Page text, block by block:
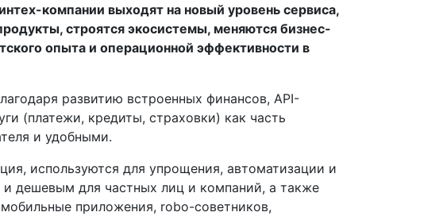
компании выходят на новый уровень сервиса,
строятся экосистемы, меняются бизнес-
опыта и операционной эффективности в
развитию встроенных финансов, API-
(платежи, кредиты, страховки) как часть
и удобными.
используются для упрощения, автоматизации и
и дешевым для частных лиц и компаний, а также
приложения, robo-советников,